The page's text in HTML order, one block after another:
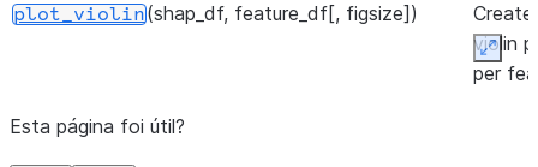
plot_violin(shap_df, feature_df[, figsize])
Create
violin
per
Esta página foi útil?